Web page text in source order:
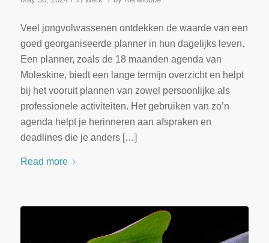
Veel jongvolwassenen ontdekken de waarde van een
goed georganiseerde planner in hun dagelijks leven.
Een planner, zoals de 18 maanden agenda van
Moleskine, biedt een lange termijn overzicht en helpt
bij het vooruit plannen van zowel persoonlijke als
professionele activiteiten. Het gebruiken van zo’n
agenda helpt je herinneren aan afspraken en
deadlines die je anders […]
Read more